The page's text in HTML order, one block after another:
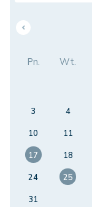
Pn. Wt.
3
4
10
11
17
18
24
25
31